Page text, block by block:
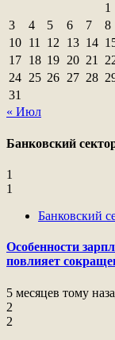
1
3
4 5 6 7 8
10 11 12 13 14
17 18 19 20 21
24 25 26 27 28
31
« Июл
Банковский
1
1
Банковский
Особенности
повлияет
5 месяцев тому
2
2